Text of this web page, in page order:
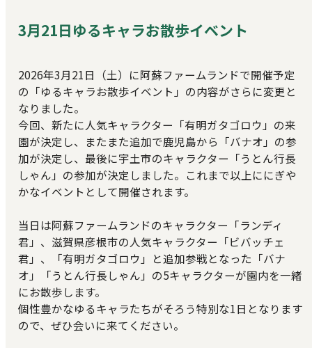
3月21日ゆるキャラお散歩イベント
2026年3月21日（土）に阿蘇ファームランドで開催予定
の「ゆるキャラお散歩イベント」の内容がさらに変更と
なりました。
今回、新たに人気キャラクター「有明ガタゴロウ」の来
園が決定し、またまた追加で鹿児島から「バナオ」の参
加が決定し、最後に宇土市のキャラクター「うとん行長
しゃん」の参加が決定しました。これまで以上ににぎや
かなイベントとして開催されます。
当日は阿蘇ファームランドのキャラクター「ランディ
君」、滋賀県彦根市の人気キャラクター「ビバッチェ
君」、「有明ガタゴロウ」と追加参戦となった「バナ
オ」「うとん行長しゃん」の5キャラクターが園内を一緒
にお散歩します。
個性豊かなゆるキャラたちがそろう特別な1日となります
ので、ぜひ会いに来てください。